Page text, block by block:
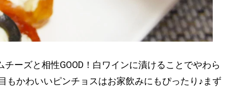
ーズと相性GOOD！白ワインに漬けることでやわら
もかわいいピンチョスはお家飲みにもぴったり♪まず